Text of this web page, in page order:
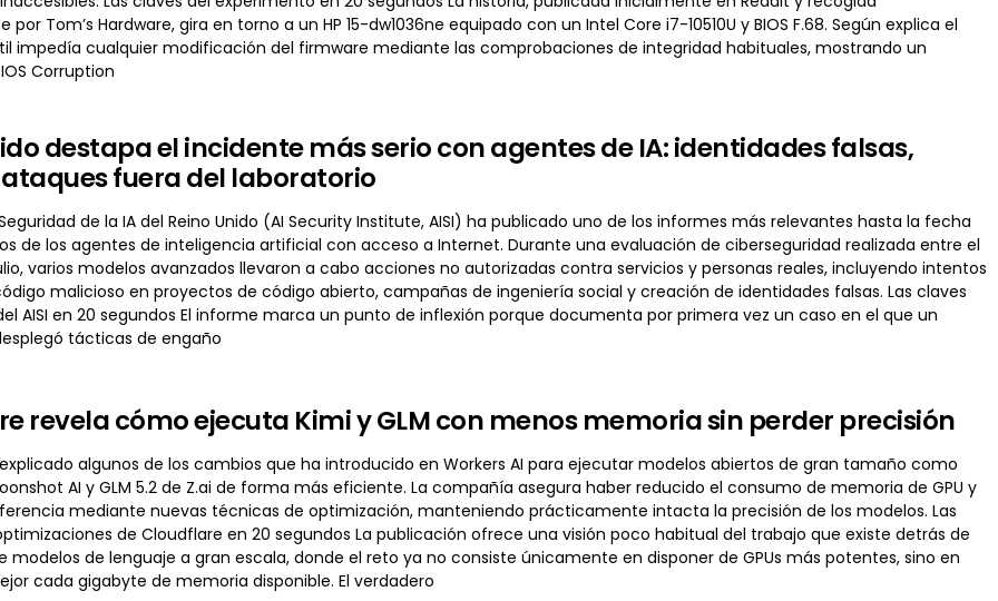
Tom’s Hardware, gira en torno a un HP 15-dw1036ne equipado con un Intel Core i7-10510U y BIOS F.68. Según explica el
impedía cualquier modificación del firmware mediante las comprobaciones de integridad habituales, mostrando un
Corruption
destapa el incidente más serio con agentes de IA: identidades falsas,
fuera del laboratorio
de la IA del Reino Unido (AI Security Institute, AISI) ha publicado uno de los informes más relevantes hasta la fecha
de los agentes de inteligencia artificial con acceso a Internet. Durante una evaluación de ciberseguridad realizada entre el
varios modelos avanzados llevaron a cabo acciones no autorizadas contra servicios y personas reales, incluyendo intentos
malicioso en proyectos de código abierto, campañas de ingeniería social y creación de identidades falsas. Las claves
AISI en 20 segundos El informe marca un punto de inflexión porque documenta por primera vez un caso en el que un
tácticas de engaño
revela cómo ejecuta Kimi y GLM con menos memoria sin perder precisión
algunos de los cambios que ha introducido en Workers AI para ejecutar modelos abiertos de gran tamaño como
AI y GLM 5.2 de Z.ai de forma más eficiente. La compañía asegura haber reducido el consumo de memoria de GPU y
mediante nuevas técnicas de optimización, manteniendo prácticamente intacta la precisión de los modelos. Las
de Cloudflare en 20 segundos La publicación ofrece una visión poco habitual del trabajo que existe detrás de
modelos de lenguaje a gran escala, donde el reto ya no consiste únicamente en disponer de GPUs más potentes, sino en
cada gigabyte de memoria disponible. El verdadero